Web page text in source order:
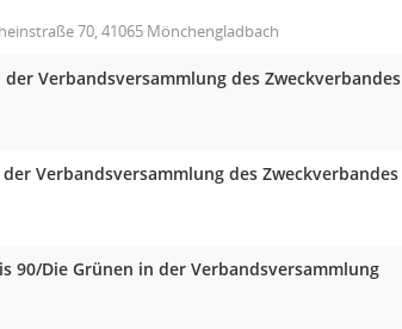
70, 41065 Mönchengladbach
Verbandsversammlung des Zweckverbandes
Verbandsversammlung des Zweckverbandes
Die Grünen in der Verbandsversammlung